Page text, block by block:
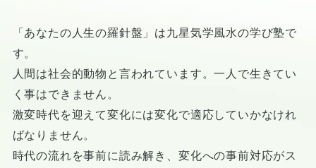
「あなたの人生の羅針盤」は九星気学風水の学び塾で
す。
人間は社会的動物と言われています。一人で生きてい
く事はできません。
激変時代を迎えて変化には変化で適応していかなけれ
ばなりません。
時代の流れを事前に読み解き、変化への事前対応がス